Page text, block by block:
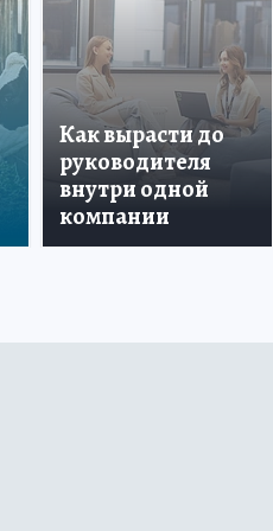
Как вырасти до
руководителя
внутри одной
компании